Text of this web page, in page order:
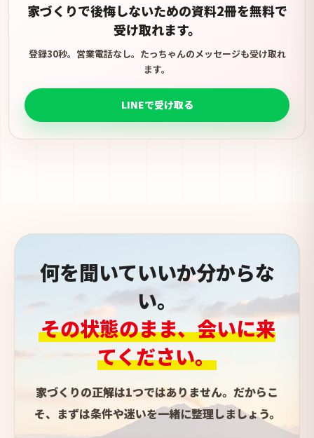
家づくりで後悔しないための資料2冊を無料で
受け取れます。
登録30秒。営業電話なし。たっちゃんのメッセージも受け取れ
ます。
LINEで受け取る
何を聞いていいか分からな
い。
その状態のまま、会いに来
てください。
家づくりの正解は1つではありません。だからこ
そ、まずは条件や迷いを一緒に整理しましょう。